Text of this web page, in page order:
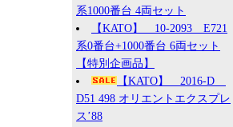
系1000番台 4両セット
【KATO】 10-2093 E721
系0番台+1000番台 6両セット
【特別企画品】
【KATO】 2016-D
D51 498 オリエントエクスプレ
ス’88